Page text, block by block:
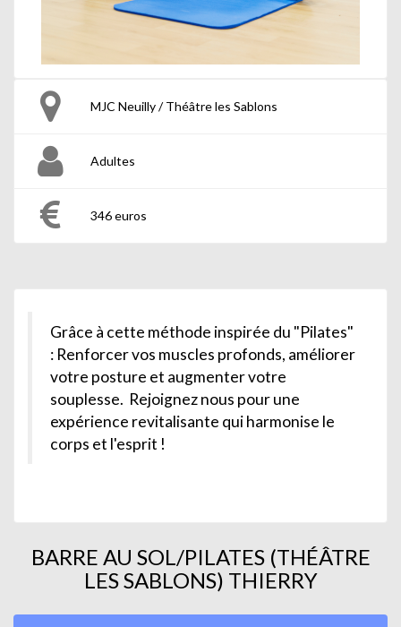
MJC Neuilly / Théâtre les Sablons
Adultes
346 euros
Grâce à cette méthode inspirée du "Pilates"
: Renforcer vos muscles profonds, améliorer
votre posture et augmenter votre
souplesse. Rejoignez nous pour une
expérience revitalisante qui harmonise le
corps et l'esprit !
BARRE AU SOL/PILATES (THÉÂTRE
LES SABLONS) THIERRY